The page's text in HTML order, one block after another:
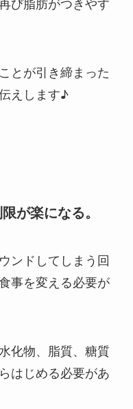
とが引き締まった
えします♪
が楽になる。
ンドしてしまう回
事を変える必要が
化物、脂質、糖質
はじめる必要があ